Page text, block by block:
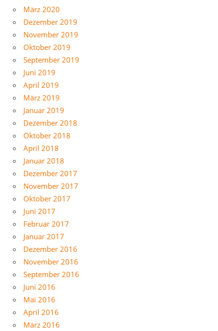
März 2020
Dezember 2019
November 2019
Oktober 2019
September 2019
Juni 2019
April 2019
März 2019
Januar 2019
Dezember 2018
Oktober 2018
April 2018
Januar 2018
Dezember 2017
November 2017
Oktober 2017
Juni 2017
Februar 2017
Januar 2017
Dezember 2016
November 2016
September 2016
Juni 2016
Mai 2016
April 2016
März 2016